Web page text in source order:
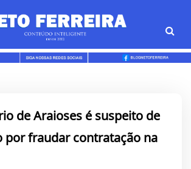
de Araioses é suspeito de
por fraudar contratação na